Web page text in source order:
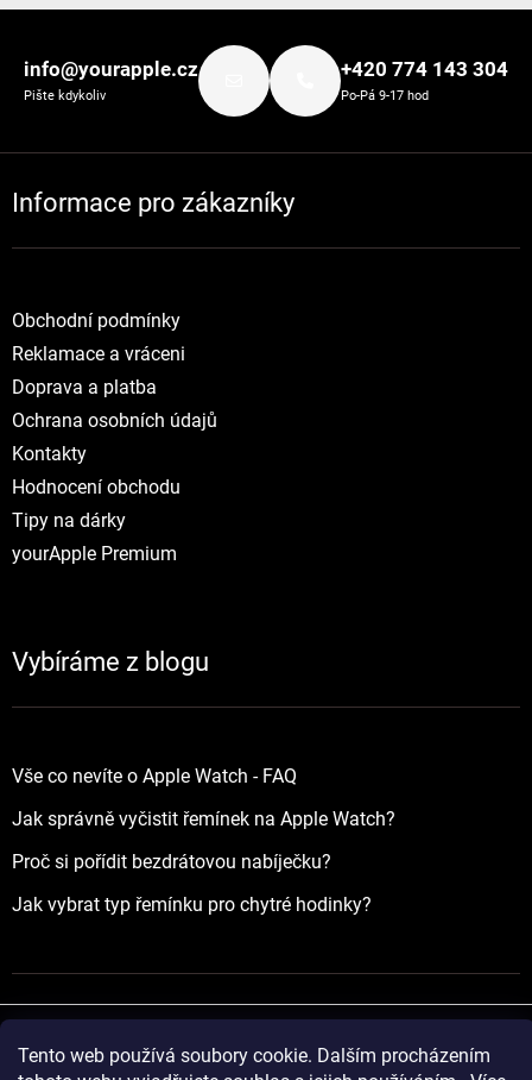
Tento web používá soubory cookie. Dalším procházením
info@yourapple.cz
Pište kdykoliv
+420 774 143 304
Po-Pá 9-17 hod
Informace pro zákazníky
Obchodní podmínky
Reklamace a vráceni
Doprava a platba
Ochrana osobních údajů
Kontakty
Hodnocení obchodu
Tipy na dárky
yourApple Premium
Vybíráme z blogu
Vše co nevíte o Apple Watch - FAQ
Jak správně vyčistit řemínek na Apple Watch?
Proč si pořídit bezdrátovou nabíječku?
Jak vybrat typ řemínku pro chytré hodinky?
Vytvořil Shoptet